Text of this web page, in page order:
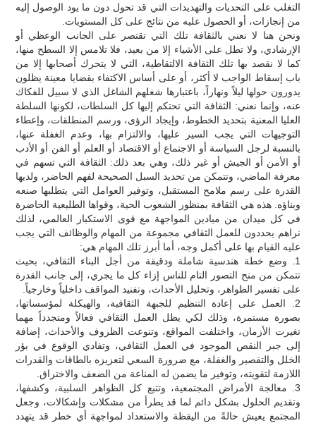
التغلب على التحديات والتهديدات التي قد تحول دون ما يود الوصول إليه
من إنجازات، أو الحصول عليه من نتائج على كل المستويات.
ونحن هنا لا نعني بالثقافة تلك التي تقتصر على الجانب الوعظي أو
الإرشادي، ولا تطل على الأشياء إلا من بعيد، فلا تلامس إلا السطح منها،
كما لا نقصد بها تلك الثقافة الالتقاطية، التي لا يتحرك أصحابها إلا من
باب إسقاط الواجب لا أكثر، أو على أساس الاكتفاء بقضايا معينة يظلون
يدورون حولها ليلاً ونهاراً، باعتبارها شغلهم الشاغل الذي لا سبيل للفكاك
عنه، وإنما نعني: الثقافة التي تحتكم إليها كل السلطات، لكونها السلطة
العليا المعنية بتحديد الخطوط، وإيجاد الرؤى، ورسم المنطلقات، وإعطاء
التوجيهات التي يجب السير عليها، والالتزام بها، وعدم الغفلة عنها،
بالنسبة لرجل السياسة أو الاجتماع أو الاقتصاد أو العلم أو الفن أو الأدب
أو الأمن أو الجيش أو غير ذلك، وهي بعد ذلك: الثقافة التي تسهم في
معرفة الماضي، وتتمكن من تحديد السبل الصحيحة لفهم الحاضر، ولديها
القدرة على رسم ملامح المستقبل، وتوفير العوامل التي يتطلبها صنعه
وبناؤه. هذه هي الثقافة بمنظور الشعوب الحية، وقواها الطليعية الحاضرة
في كل ميدان من ميادين المواجهة مع قوى الاستكبار العالمي، لذلك
نراهم يحددون للعمل الثقافي مجموعة من المهام والوظائف التي يجب
عليه القيام بها على أكمل وجه، أما أبرز تلك المهام هي:
1. وضع خطة هندسية شاملة ودقيقة من أجل البناء الثقافي، بحيث
تتمكن من منح التصور التام للناس إزاء كل ما يجري، إلى جانب القدرة
على تفسير الظواهر، وتحليل الأحداث، وتفنيد المواقف داخلياً وخارجياً.
2. العمل على إعادة التنظيم للجبهة الثقافية، والهيكلة لمؤسساتها،
بصورة مستمرة، وذلك لكي يظل العمل الثقافي فعالاً ومتجدداً مهما
تغيرت الأزمان، واختلفت المواقع، وتنوعت الظروف والأحداث، إضافة
إلى جبر النقص الموجود في العمل الثقافي، وتفادي الوقوع في بؤر
الخلل والتقصير والغفلة، مع ضرورة السعي لتعزيزه بالطاقات والقدرات
اللازمة لتقويته، وتوفير ما يضمن له المناعة من الضعف والاختراق.
3. معالجة الأمراض المجتمعية، وتتبع كل الظواهر السلبية، وكشفها،
وتقديم الحلول بشكل دائم لما قد يطرأ من مشكلات وإشكالات، وجعل
المجتمع يعيش حالةً من اليقظة والاستعداد لمواجهة أي خطر قد يتهدد